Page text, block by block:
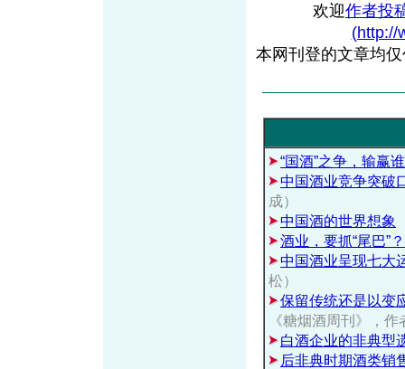
欢迎作者投
(http://
本网刊登的文章均
“国酒”之争，输赢
中国酒业竞争突破
成）
中国酒的世界想象
酒业，要抓“尾巴”
中国酒业呈现七大
松）
保留传统还是以变
《糖烟酒周刊》，
白酒企业的非典型
后非典时期酒类销